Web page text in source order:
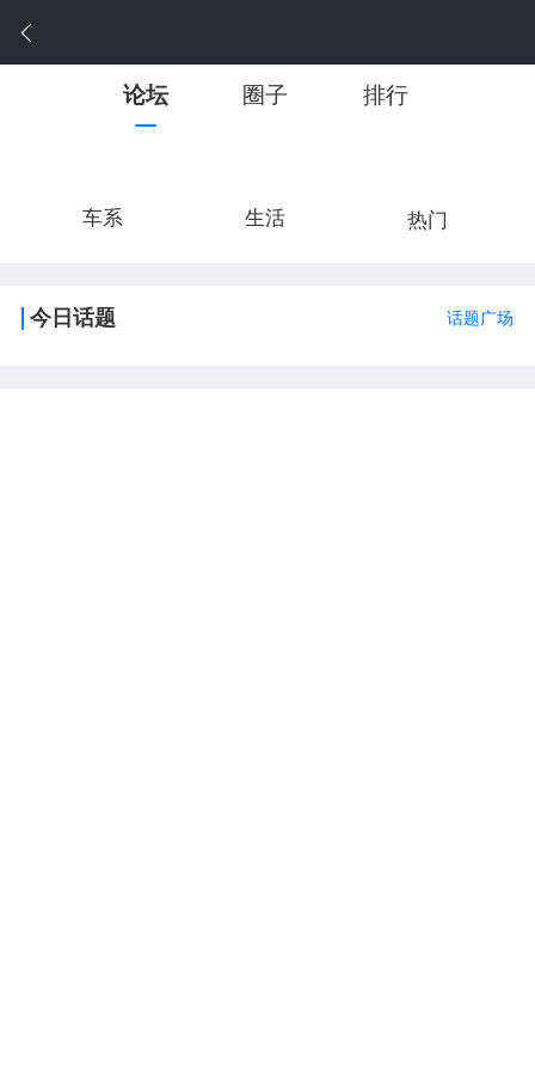
论坛 圈子 排行
车系 生活 热门
今日话题 话题广场